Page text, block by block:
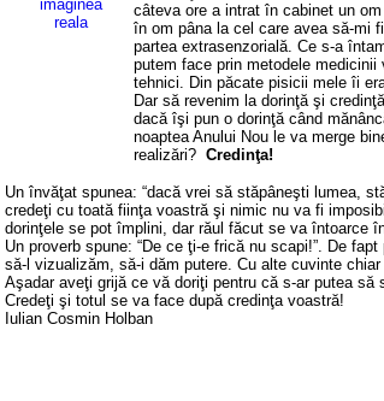
câteva ore a intrat în cabinet un
în om pâna la cel care avea să-mi
partea extrasenzorială. Ce s-a
putem face prin metodele
tehnici. Din păcate pisicii mele îi
Dar să revenim la dorinţă şi
dacă îşi pun o dorinţă când
noaptea Anului Nou le va merge
realizări? Credinţa!
Un învăţat spunea: “dacă vrei să stăpâneşti lumea,
credeţi cu toată fiinţa voastră şi nimic nu va fi
dorinţele se pot împlini, dar răul făcut se va întoarce
Un proverb spune: “De ce ţi-e frică nu scapi!”. De
să-l vizualizăm, să-i dăm putere. Cu alte cuvinte
Aşadar aveţi grijă ce vă doriţi pentru că s-ar putea să
Credeţi şi totul se va face după credinţa voastră!
Iulian Cosmin Holban